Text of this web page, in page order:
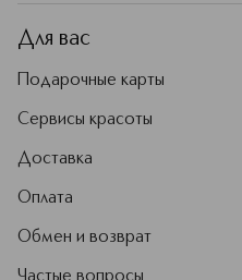
Для вас
Подарочные карты
Сервисы красоты
Доставка
Оплата
Обмен и возврат